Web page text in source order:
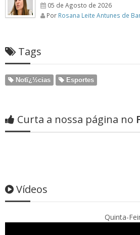
05 de Agosto de 2026
Por Rosana Leite Antunes de
Tags
Notï¿½cias Esportes
Curta a nossa página no
Vídeos
Quinta-